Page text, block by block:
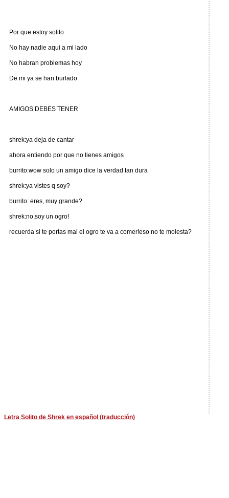
Por que estoy solito
No hay nadie aqui a mi lado
No habran problemas hoy
De mi ya se han burlado
AMIGOS DEBES TENER
shrek:ya deja de cantar
ahora entiendo por que no tienes amigos
burrito:wow solo un amigo dice la verdad tan dura
shrek:ya vistes q soy?
burrito: eres, muy grande?
shrek:no,soy un ogro!
recuerda si te portas mal el ogro te va a comer!eso no te molesta?
...
Letra Solito de Shrek en español (traducción)